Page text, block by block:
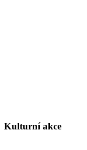
Kulturní akce